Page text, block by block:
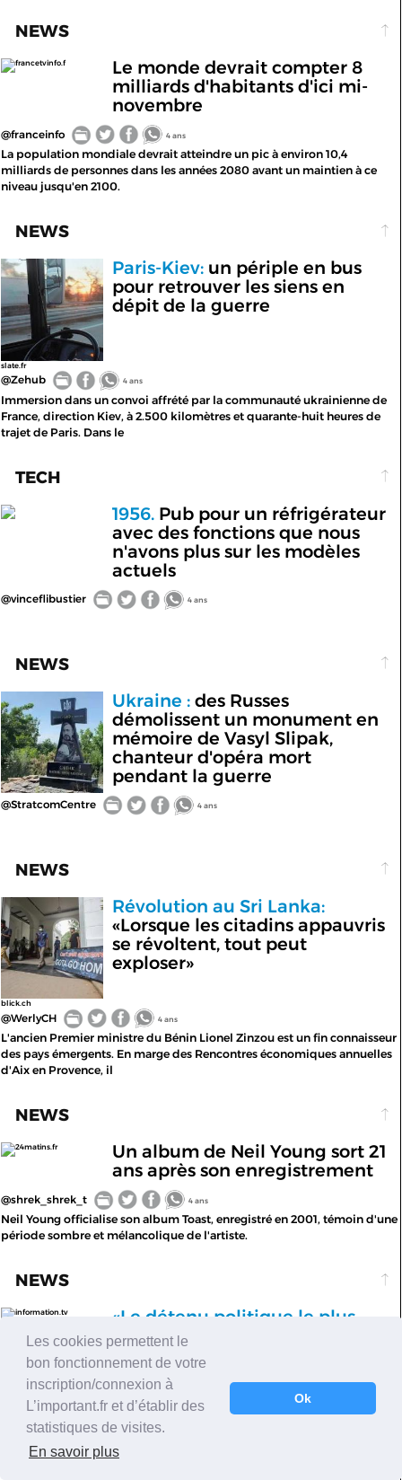
NEWS
francetvinfo.f
Le monde devrait compter 8
milliards d'habitants d'ici mi-
novembre
@franceinfo 4 ans
La population mondiale devrait atteindre un pic à environ 10,4
milliards de personnes dans les années 2080 avant un maintien à ce
niveau jusqu'en 2100.
NEWS
slate.fr
Paris-Kiev:un périple en bus
pour retrouver les siens en
dépit de la guerre
@Zehub 4 ans
Immersion dans un convoi affrété par la communauté ukrainienne de
France, direction Kiev, à 2.500 kilomètres et quarante-huit heures de
trajet de Paris. Dans le
TECH
1956.Pub pour un réfrigérateur
avec des fonctions que nous
n'avons plus sur les modèles
actuels
@vinceflibustier 4 ans
NEWS
Ukraine :des Russes
démolissent un monument en
mémoire de Vasyl Slipak,
chanteur d'opéra mort
pendant la guerre
@StratcomCentre 4 ans
NEWS
blick.ch
Révolution au Sri Lanka:
«Lorsque les citadins appauvris
se révoltent, tout peut
exploser»
@WerlyCH 4 ans
L'ancien Premier ministre du Bénin Lionel Zinzou est un fin connaisseur
des pays émergents. En marge des Rencontres économiques annuelles
d'Aix en Provence, il
NEWS
24matins.fr
Un album de Neil Young sort 21
ans après son enregistrement
@shrek_shrek_t 4 ans
Neil Young officialise son album Toast, enregistré en 2001, témoin d'une
période sombre et mélancolique de l'artiste.
NEWS
information.tv
«Le détenu politique le plus
célèbre d'Égypte»:
Fattah en grève de la faim
depuis 100 jours
@TV5MONDE 4 ans
Icône de la révolution de 2011 en Egypte et en grève de la faim depuis
100 jours dimanche, Alaa Abdel Fattah détient un triste record: à 40 ans,
il a été empris
Les cookies permettent le
bon fonctionnement de votre
inscription/connexion à
L’important.fr et d’établir des
statistiques de visites.
En savoir plus
Ok